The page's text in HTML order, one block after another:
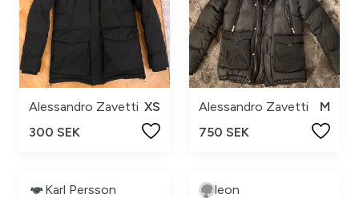
Alessandro Zavetti XS
300 SEK
Alessandro Zavetti
M
750 SEK
Karl Persson leon